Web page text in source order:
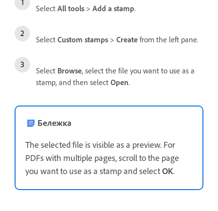
Select All tools > Add a stamp.
Select Custom stamps > Create from the left pane.
Select Browse, select the file you want to use as a
stamp, and then select Open.
Бележка
The selected file is visible as a preview. For
PDFs with multiple pages, scroll to the page
you want to use as a stamp and selectOK.